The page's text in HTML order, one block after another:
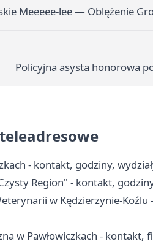
Meeeee-lee — Oblężenie
Policyjna asysta honorowa
- kontakt, godziny,
Region" - kontakt,
w Kędzierzynie-Koźlu
w Pawłowiczkach - kontakt,